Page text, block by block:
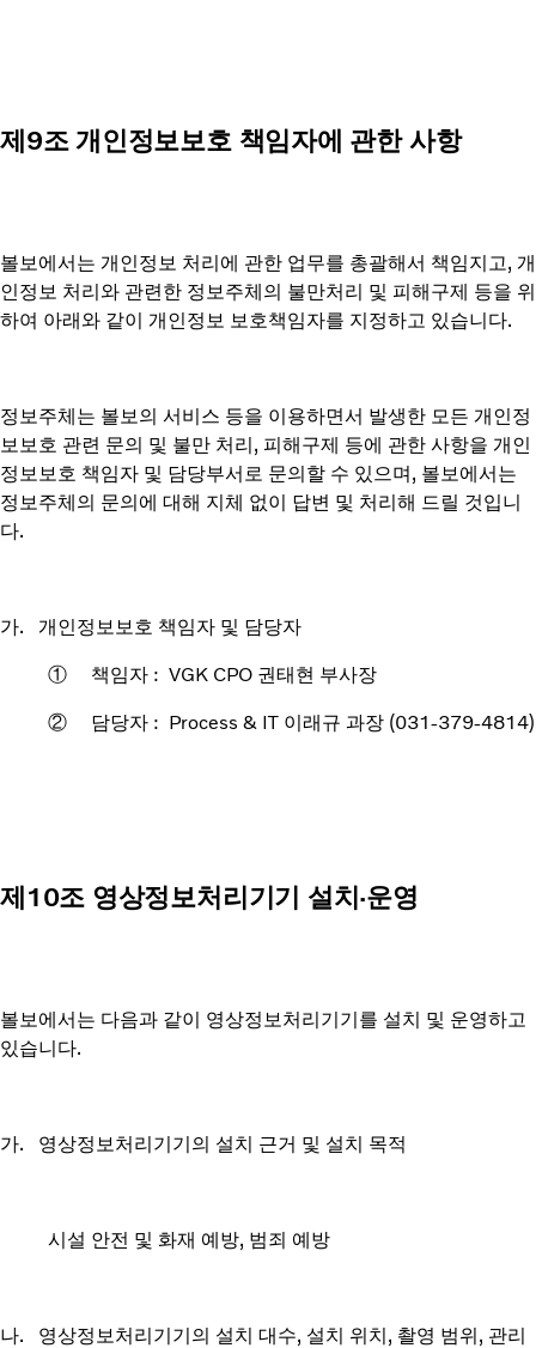
제9조 개인정보보호 책임자에 관한 사항
볼보에서는 개인정보 처리에 관한 업무를 총괄해서 책임지고, 개
인정보 처리와 관련한 정보주체의 불만처리 및 피해구제 등을 위
하여 아래와 같이 개인정보 보호책임자를 지정하고 있습니다.
정보주체는 볼보의 서비스 등을 이용하면서 발생한 모든 개인정
보보호 관련 문의 및 불만 처리, 피해구제 등에 관한 사항을 개인
정보보호 책임자 및 담당부서로 문의할 수 있으며, 볼보에서는
정보주체의 문의에 대해 지체 없이 답변 및 처리해 드릴 것입니
다.
가. 개인정보보호 책임자 및 담당자
① 책임자 : VGK CPO 권태현 부사장
② 담당자 : Process & IT 이래규 과장 (031-379-4814)
제10조 영상정보처리기기 설치·운영
볼보에서는 다음과 같이 영상정보처리기기를 설치 및 운영하고
있습니다.
가. 영상정보처리기기의 설치 근거 및 설치 목적
시설 안전 및 화재 예방, 범죄 예방
나. 영상정보처리기기의 설치 대수, 설치 위치, 촬영 범위, 관리